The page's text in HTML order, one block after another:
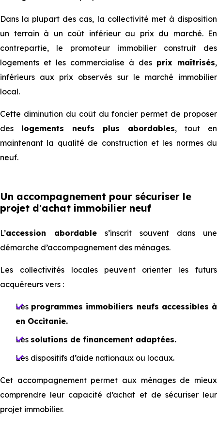
Dans la plupart des cas, la collectivité met à disposition
un terrain à un coût inférieur au prix du marché. En
contrepartie, le promoteur immobilier construit des
logements et les commercialise à des prix maîtrisés,
inférieurs aux prix observés sur le marché immobilier
local.
Cette diminution du coût du foncier permet de proposer
des logements neufs plus abordables, tout en
maintenant la qualité de construction et les normes du
neuf.
Un accompagnement pour sécuriser le
projet d'achat immobilier neuf
L’accession abordable s’inscrit souvent dans une
démarche d’accompagnement des ménages.
Les collectivités locales peuvent orienter les futurs
acquéreurs vers :
Les programmes immobiliers neufs accessibles à
en Occitanie.
Les solutions de financement adaptées.
Les dispositifs d’aide nationaux ou locaux.
Cet accompagnement permet aux ménages de mieux
comprendre leur capacité d’achat et de sécuriser leur
projet immobilier.